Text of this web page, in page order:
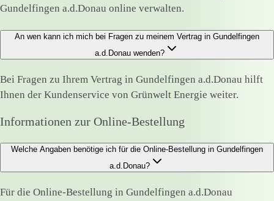
Gundelfingen a.d.Donau online verwalten.
An wen kann ich mich bei Fragen zu meinem Vertrag in Gundelfingen
a.d.Donau wenden?
Bei Fragen zu Ihrem Vertrag in Gundelfingen a.d.Donau hilft
Ihnen der Kundenservice von Grünwelt Energie weiter.
Informationen zur Online-Bestellung
Welche Angaben benötige ich für die Online-Bestellung in Gundelfingen
a.d.Donau?
Für die Online-Bestellung in Gundelfingen a.d.Donau